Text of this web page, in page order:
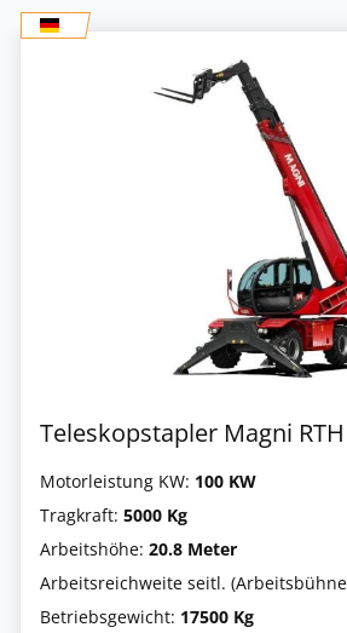
Teleskopstapler Magni RTH
Motorleistung KW: 100 KW
Tragkraft: 5000 Kg
Arbeitshöhe: 20.8 Meter
Arbeitsreichweite seitl.
Betriebsgewicht: 17500 Kg